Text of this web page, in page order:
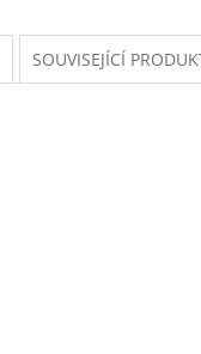
SOUVISEJÍCÍ